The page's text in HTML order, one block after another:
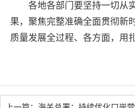
各地各部门要坚持一切从
果，聚焦完整准确全面贯彻新
质量发展全过程、各方面，用